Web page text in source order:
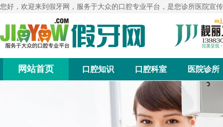
您好，欢迎来到假牙网，服务于大众的口腔专业平台，是您诊所医院宣
网站首页 口腔知识 口腔科室 医院诊所